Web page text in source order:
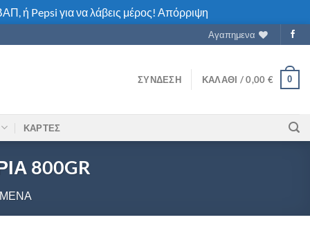
ή Pepsi για να λάβεις μέρος! Απόρριψη
Αγαπημενα
ΣΎΝΔΕΣΗ ΚΑΛΆΘΙ /0,00 € 0
ΚΑΡΤΕΣ
800GR